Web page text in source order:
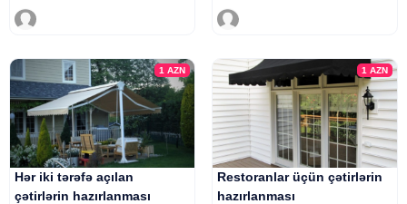
1AZN
Hər iki tərəfə açılan
çətirlərin hazırlanması
1 AZN
Restoranlar üçün çətirlərin
hazırlanması